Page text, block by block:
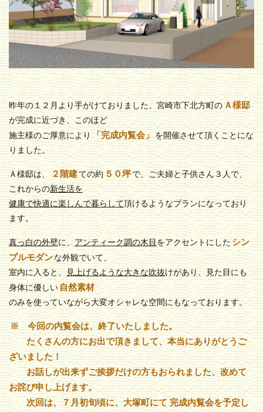
昨年の１２月より手がけておりました、宮崎市下北方町のＡ様邸
が完成に近づき、このほど
施主様のご厚意により「完成内覧会」を開催させて頂くことにな
りました。
Ａ様邸は、２階建ての約 ５０坪で、ご夫婦と子供さん３人で、
これからの新生活を
健康で快適に楽しんで暮らして頂けるようなプランになっており
ます。
真っ白の外壁に、アンティーク調の木目をアクセントにしたシン
プルモダンな外観でいて、
室内に入ると、見上げるような大きな吹抜けがあり、見た目にも
身体に優しい自然素材
のみを使っていながら大変オシャレな空間にもなっております。
※ 今回の内覧会は、終了いたしました。
たくさんの方にお出で頂きまして、本当にありがとうご
ざいました！
お話しが出来ずご挨拶だけの方もおられました、改めて
お詫び申し上げます。
次回は、７月初旬頃に、大塚町にて 完成内覧会を予定し